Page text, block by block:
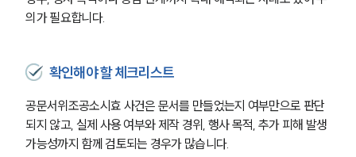
그룹소개
그룹소개
대륜의 강점
오시는 길
글로벌 파트너 로펌
의가 필요합니다.
확인해야 할 체크리스트
공문서위조공소시효 사건은 문서를 만들었는지 여부만으로 판단
되지 않고, 실제 사용 여부와 제작 경위, 행사 목적, 추가 피해 발생
가능성까지 함께 검토되는 경우가 많습니다.